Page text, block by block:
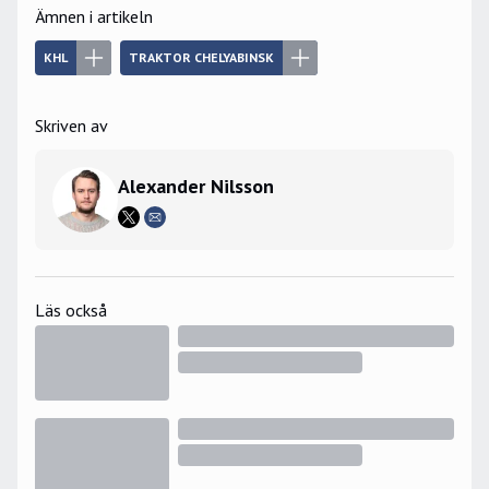
Ämnen i artikeln
KHL TRAKTOR CHELYABINSK
Skriven av
Alexander Nilsson
Läs också